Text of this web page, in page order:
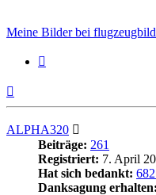
Meine Bilder bei
ALPHA320
Beiträge: 261
Registriert: 7. April
Hat sich bedankt:
Danksagung erhalten: